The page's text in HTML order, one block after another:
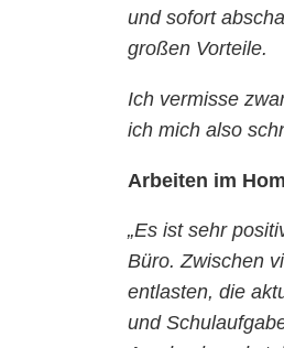
und sofort
großen Vorteile.
Ich vermisse
ich mich also
Arbeiten im
„Es ist sehr
Büro. Zwischen
entlasten, die
und